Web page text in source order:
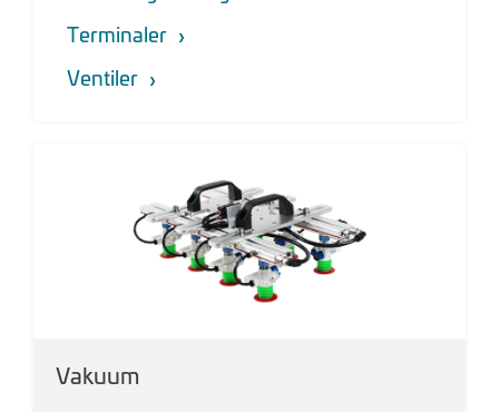
Terminaler
Ventiler
Vakuum